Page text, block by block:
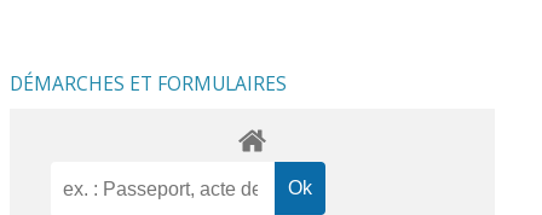
DÉMARCHES ET FORMULAIRES